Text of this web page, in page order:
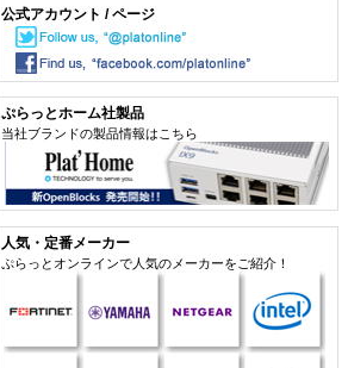
公式アカウント / ページ
ぷらっとホーム社製品
当社ブランドの製品情報はこちら
人気・定番メーカー
ぷらっとオンラインで人気のメーカーをご紹介！